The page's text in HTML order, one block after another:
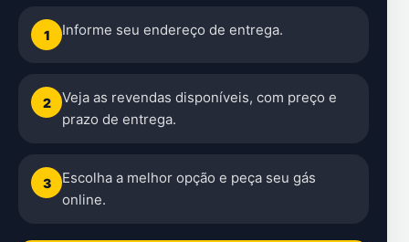
1 Informe seu endereço de entrega.
2
Veja as revendas disponíveis, com preço e
prazo de entrega.
3
Escolha a melhor opção e peça seu gás
online.